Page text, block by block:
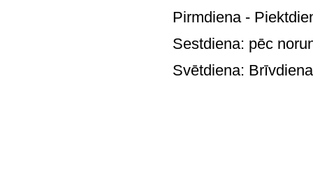
Pirmdiena -
Sestdiena: